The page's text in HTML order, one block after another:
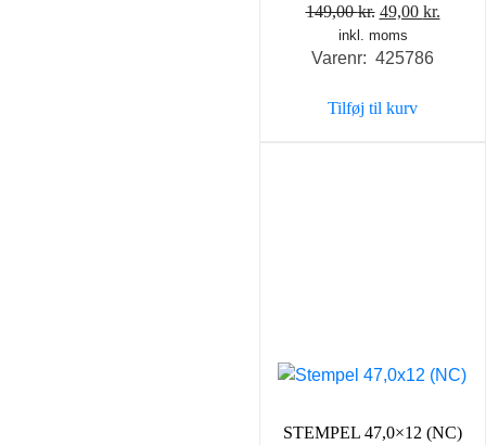
149,00kr. Den
oprindelige
pris
149,00 kr..
49,00 kr.
inkl. moms
Varenr: 425786
Tilføj til kurv
STEMPEL 47,0×12 (NC)